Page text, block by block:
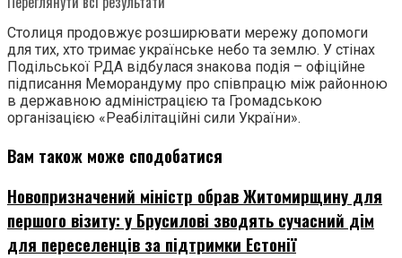
Столиця продовжує розширювати мережу допомоги
для тих, хто тримає українське небо та землю. У стінах
Подільської РДА відбулася знакова подія – офіційне
підписання Меморандуму про співпрацю між районною
в державною адміністрацією та Громадською
організацією «Реабілітаційні сили України».
Вам також може сподобатися
Новопризначений міністр обрав Житомирщину для
першого візиту: у Брусилові зводять сучасний дім
для переселенців за підтримки Естонії